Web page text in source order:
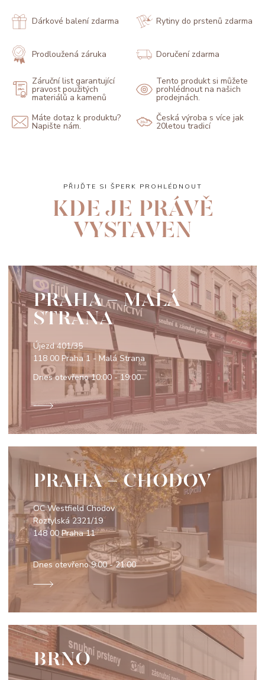
Dárkové balení zdarma Rytiny do prstenů zdarma
Prodloužená záruka Doručení zdarma
Záruční list garantující
pravost použitých
materiálů a kamenů
Tento produkt si můžete
prohlédnout na našich
prodejnách.
Máte dotaz k produktu?
Napište nám.
Česká výroba s více jak
20letou tradicí
PŘIJĎTE SI ŠPERK PROHLÉDNOUT
KDE JE PRÁVĚ
VYSTAVEN
PRAHA - MALÁ
STRANA
Újezd 401/35
118 00 Praha 1 - Malá Strana
Dnes otevřeno10:00 - 19:00
PRAHA - CHODOV
OC Westfield Chodov
Roztylská 2321/19
148 00 Praha 11
Dnes otevřeno9:00 - 21:00
BRNO